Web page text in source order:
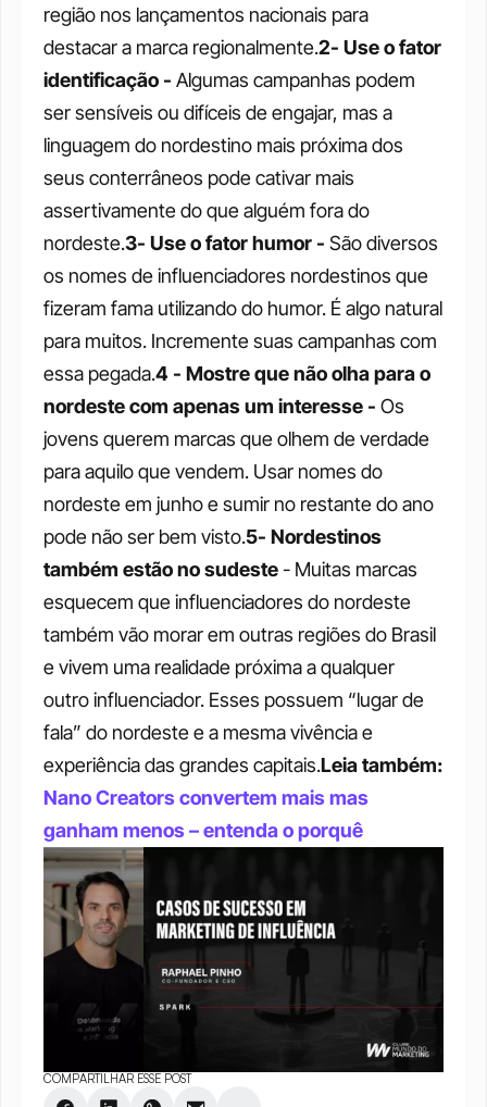
região nos lançamentos nacionais para
destacar a marca regionalmente.2- Use o fator
identificação - Algumas campanhas podem
ser sensíveis ou difíceis de engajar, mas a
linguagem do nordestino mais próxima dos
seus conterrâneos pode cativar mais
assertivamente do que alguém fora do
nordeste.3- Use o fator humor - São diversos
os nomes de influenciadores nordestinos que
fizeram fama utilizando do humor. É algo natural
para muitos. Incremente suas campanhas com
essa pegada.4 - Mostre que não olha para o
nordeste com apenas um interesse - Os
jovens querem marcas que olhem de verdade
para aquilo que vendem. Usar nomes do
nordeste em junho e sumir no restante do ano
pode não ser bem visto.5- Nordestinos
também estão no sudeste - Muitas marcas
esquecem que influenciadores do nordeste
também vão morar em outras regiões do Brasil
e vivem uma realidade próxima a qualquer
outro influenciador. Esses possuem “lugar de
fala” do nordeste e a mesma vivência e
experiência das grandes capitais.
Nano Creators convertem mais mas
ganham menos – entenda o porquê
COMPARTILHAR ESSE POST